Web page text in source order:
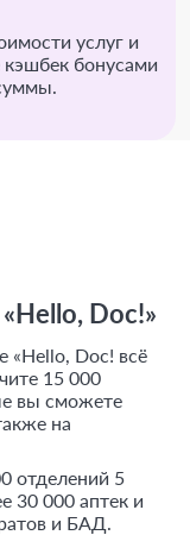
услуг и
бонусами
Doc!»
«Hello, Doc! всё
15 000
вы сможете
на
отделений 5
30 000 аптек и
и БАД.